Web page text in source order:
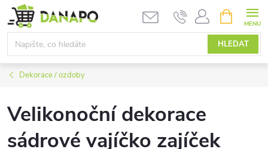
Přejít
na
obsah
HLEDAT
NÁKUPNÍ
KOŠÍK
Dekorace / ozdoby
Velikonoční dekorace
sádrové vajíčko zajíček